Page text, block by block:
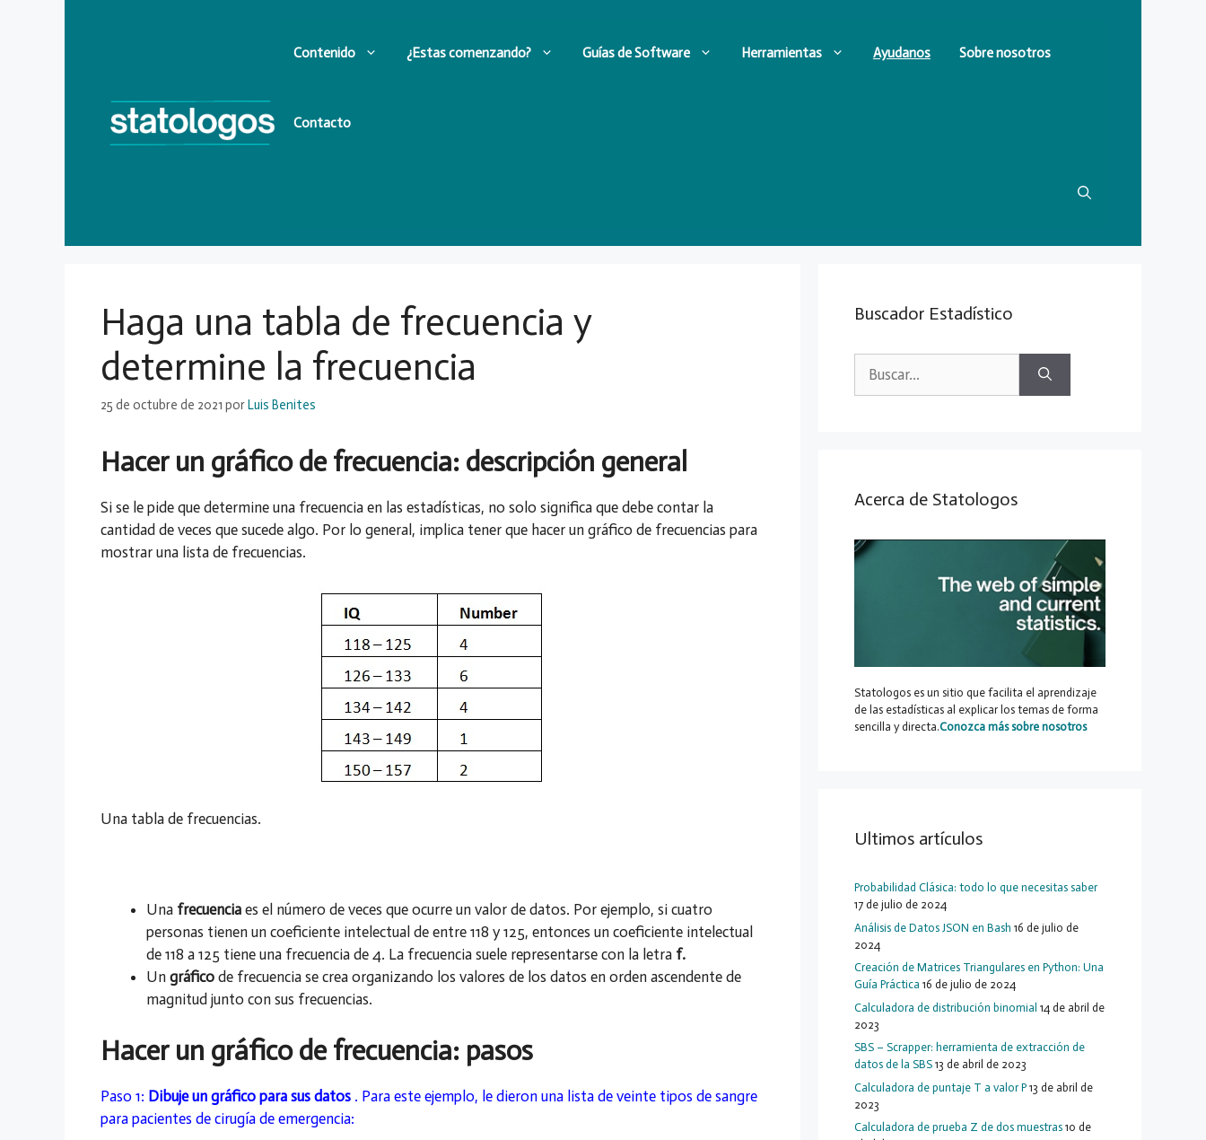
Contenido ¿Estas comenzando? Guías de Software Herramientas Ayudanos Sobre nosotros
Contacto
Haga una tabla de frecuencia y
determine la frecuencia
25 de octubre de 2021 porLuis Benites
Hacer un gráfico de frecuencia: descripción general
Si se le pide que determine una frecuencia en las estadísticas, no solo significa que debe contar la
cantidad de veces que sucede algo. Por lo general, implica tener que hacer un gráfico de frecuencias para
mostrar una lista de frecuencias.
Una tabla de frecuencias.
Una frecuencia es el número de veces que ocurre un valor de datos. Por ejemplo, si cuatro
personas tienen un coeficiente intelectual de entre 118 y 125, entonces un coeficiente intelectual
de 118 a 125 tiene una frecuencia de 4. La frecuencia suele representarse con la letra f.
Un gráfico de frecuencia se crea organizando los valores de los datos en orden ascendente de
magnitud junto con sus frecuencias.
Hacer un gráfico de frecuencia: pasos
Paso 1: Dibuje un gráfico para sus datos . Para este ejemplo, le dieron una lista de veinte tipos de sangre
para pacientes de cirugía de emergencia:
Buscador Estadístico
Acerca de Statologos
Statologos es un sitio que facilita el aprendizaje
de las estadísticas al explicar los temas de forma
sencilla y directa.Conozca más sobre nosotros
Ultimos artículos
Probabilidad Clásica: todo lo que necesitas saber
17 de julio de 2024
Análisis de Datos JSON en Bash 16 de julio de
2024
Creación de Matrices Triangulares en Python: Una
Guía Práctica 16 de julio de 2024
Calculadora de distribución binomial 14 de abril de
2023
SBS – Scrapper: herramienta de extracción de
datos de la SBS 13 de abril de 2023
Calculadora de puntaje T a valor P 13 de abril de
2023
Calculadora de prueba Z de dos muestras 10 de